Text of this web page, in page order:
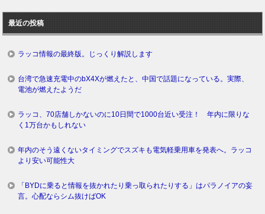
ロ
グ
最近の投稿
ラッコ情報の最終版。じっくり解説します
台湾で急速充電中のbX4Xが燃えたと、中国で話題になっている。実際、
電池が燃えたようだ
ラッコ、70店舗しかないのに10日間で1000台近い受注！ 年内に限りな
く1万台かもしれない
年内のそう遠くないタイミングでスズキも電気軽乗用車を発表へ。ラッコ
より安い可能性大
「BYDに乗ると情報を抜かれたり乗っ取られたりする」はパラノイアの妄
言。心配ならシム抜けばOK